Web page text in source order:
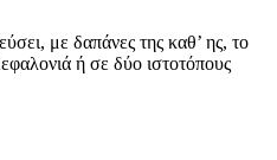
με δαπάνες της καθ’ ης, το
ή σε δύο ιστοτόπους